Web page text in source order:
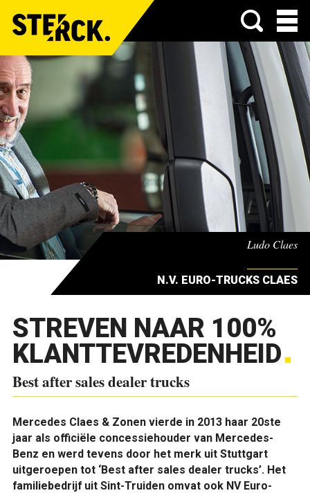
Menu
Ludo Claes
N.V. EURO-TRUCKS CLAES
STREVEN NAAR 100%
KLANTTEVREDENHEID
Best after sales dealer trucks
Mercedes Claes & Zonen vierde in 2013 haar 20ste
jaar als officiële concessiehouder van Mercedes-
Benz en werd tevens door het merk uit Stuttgart
uitgeroepen tot ‘Best after sales dealer trucks’. Het
familiebedrijf uit Sint-Truiden omvat ook NV Euro-